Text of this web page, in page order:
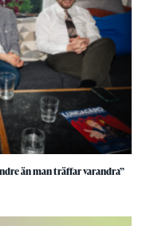
än man träffar varandra”